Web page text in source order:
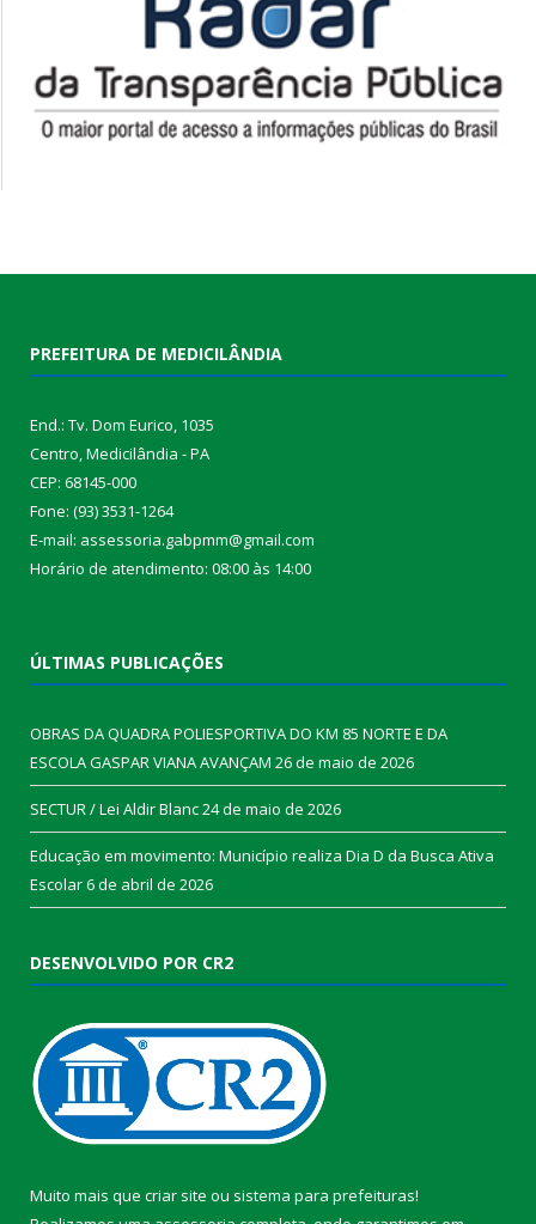
PREFEITURA DE MEDICILÂNDIA
End.: Tv. Dom Eurico, 1035
Centro, Medicilândia - PA
CEP: 68145-000
Fone: (93) 3531-1264
E-mail: assessoria.gabpmm@gmail.com
Horário de atendimento: 08:00 às 14:00
ÚLTIMAS PUBLICAÇÕES
OBRAS DA QUADRA POLIESPORTIVA DO KM 85 NORTE E DA
ESCOLA GASPAR VIANA AVANÇAM 26 de maio de 2026
SECTUR / Lei Aldir Blanc24 de maio de 2026
Educação em movimento: Município realiza Dia D da Busca Ativa
Escolar6 de abril de 2026
DESENVOLVIDO POR CR2
Muito mais que criar site ou sistema para prefeituras!